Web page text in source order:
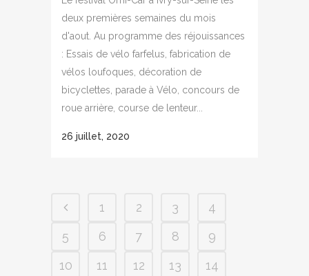
deux premières semaines du mois
d'aout. Au programme des réjouissances
: Essais de vélo farfelus, fabrication de
vélos loufoques, décoration de
bicyclettes, parade à Vélo, concours de
roue arrière, course de lenteur...
26 juillet, 2020
1 2 3
4
5
6 7 8
9
10
11 12 13
14